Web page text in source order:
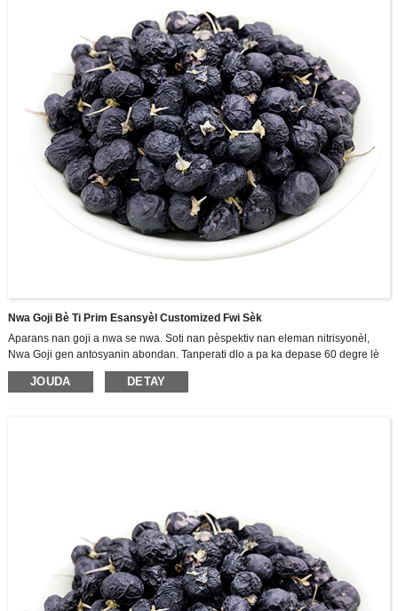
Nwa Goji Bè Ti Prim Esansyèl Customized Fwi Sèk
Aparans nan goji a nwa se nwa. Soti nan pèspektiv nan eleman nitrisyonèl,
Nwa Goji gen antosyanin abondan. Tanperati dlo a pa ka depase 60 degre lè
tranpe nan dlo nan ka ta gen antosyanin yo ak kèk eleman nitritif kouri.
Nou se yon gwo teknoloji antrepriz entegre R & D, pwodiksyon ak lavant nan
JOUDA DETAY